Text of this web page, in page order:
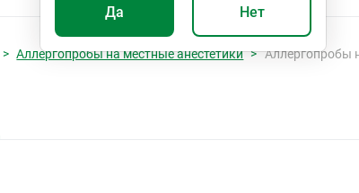
Да Нет
Аллергопробы на местные анестетики Аллергопробы